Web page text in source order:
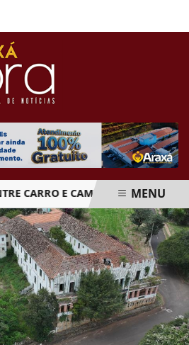
CARRO E CAMINHÃO NA BR-262
MENU